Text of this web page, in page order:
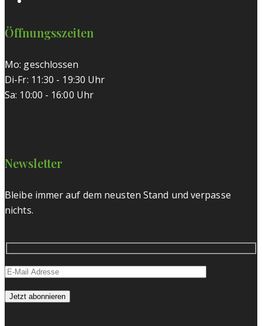
Öffnungsszeiten
Mo: geschlossen
Di-Fr: 11:30 - 19:30 Uhr
Sa: 10:00 - 16:00 Uhr
Newsletter
Bleibe immer auf dem neusten Stand und verpasse
nichts.